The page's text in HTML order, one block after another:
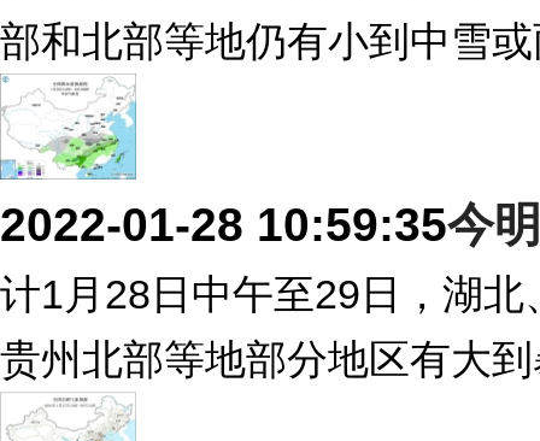
部和北部等地仍有小到中雪
2022-01-28 10:59:35今
计1月28日中午至29日，湖
贵州北部等地部分地区有大